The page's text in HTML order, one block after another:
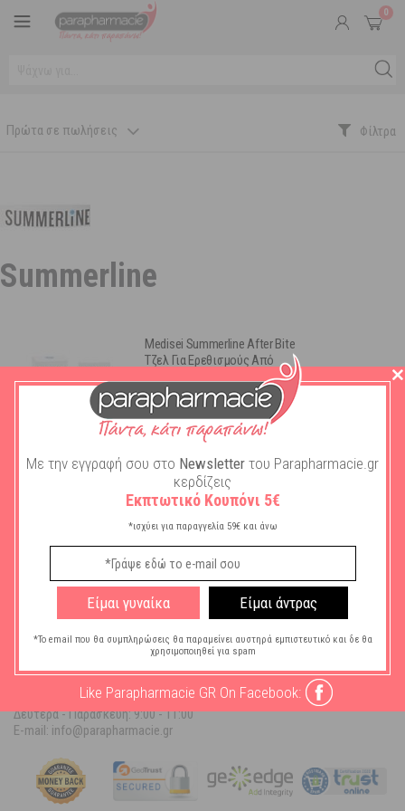
0
Πρώτα σε πωλήσεις
Summerline
Medisei Summerline After Bite
Τζελ Για Ερεθισμούς Από
Διαθέσιμο
6,09 €
ΣΤΟ ΚΑΛΑΘΙ
ΠΛΗΡΟΦΟΡΊΕΣ
Ο ΛΟΓΑΡΙΑΣΜΌΣ ΜΟΥ
ΠΛΗΡΟΦΟΡΙΕΣ ΚΑΤ/ΜΑΤΟΣ
Parapharmacie.gr
Τηλ. Επικοινωνίας: 215 215 2223
Δευτέρα - Παρασκευή:9:00 - 11:00
E-mail: info@parapharmacie.gr
Με την εγγραφή σου στο Newsletter του Parapharmacie.gr
κερδίζεις
Εκπτωτικό Κουπόνι 5€
*ισχύει για παραγγελία 59€ και άνω
Είμαι γυναίκα Είμαι άντρας
*Το email που θα συμπληρώσεις θα παραμείνει αυστηρά εμπιστευτικό και δε θα
χρησιμοποιηθεί για spam
Like Parapharmacie GR On Facebook: